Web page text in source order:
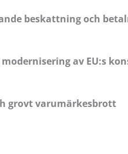
beskattning och
av EU:s
grovt varumärkesbrott